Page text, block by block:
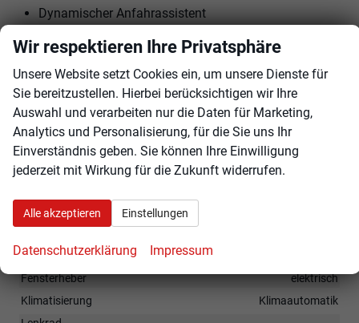
Dynamischer Anfahrassistent
Fernlichtregulierung (Light Assist)
Außenspiegel: elektrisch, beheizbar, elektrisch
anklappbar
Rückfahrkamera
Parksensoren vorne + hinten
17"" LM-Felgen mit Reifen 215/60R17
LED-Scheinwerfer
Innen
Fensterheber
elektrisch
Klimatisierung
Klimaautomatik
Wir respektieren Ihre Privatsphäre
Unsere Website setzt Cookies ein, um unsere Dienste für
Sie bereitzustellen. Hierbei berücksichtigen wir Ihre
Auswahl und verarbeiten nur die Daten für Marketing,
Analytics und Personalisierung, für die Sie uns Ihr
Einverständnis geben. Sie können Ihre Einwilligung
jederzeit mit Wirkung für die Zukunft widerrufen.
Alle akzeptieren Einstellungen
Datenschutzerklärung Impressum